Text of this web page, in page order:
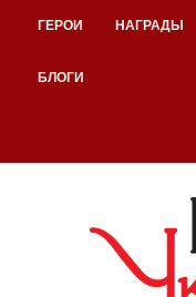
ГЕРОИ НАГРАДЫ
БЛОГИ